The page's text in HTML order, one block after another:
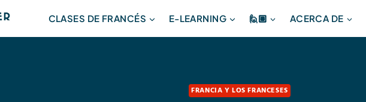
CLASES DE FRANCÉS E-LEARNING 🙋🏽 ACERCA DE
FRANCIA Y LOS FRANCESES